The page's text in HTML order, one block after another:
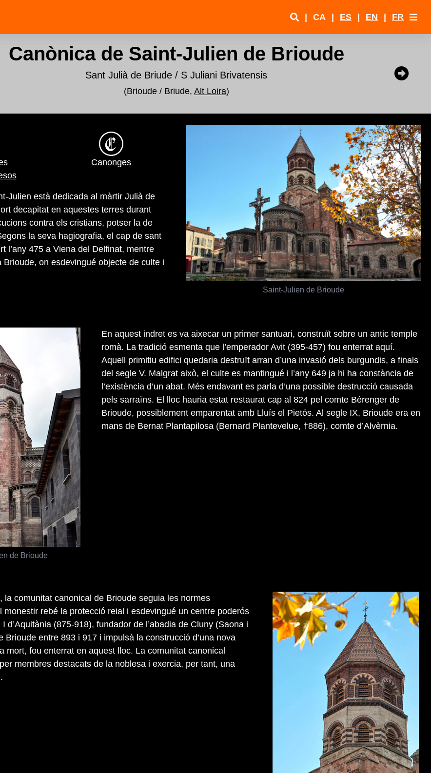
| CA | ES | EN | FR
Canònica de Saint-Julien de Brioude
Sant Julià de Briude / S Juliani Brivatensis
(Brioude / Briude, Alt Loira)
Saint-Julien de Brioude
Canonges
Julien està dedicada al màrtir Julià de
decapitat en aquestes terres durant
contra els cristians, potser la de
la seva hagiografia, el cap de sant
l’any 475 a Viena del Delfinat, mentre
Brioude, on esdevingué objecte de culte i
de Brioude
En aquest indret es va aixecar un primer santuari, construït sobre un antic temple
romà. La tradició esmenta que l’emperador Avit (395-457) fou enterrat aquí.
Aquell primitiu edifici quedaria destruït arran d’una invasió dels burgundis, a finals
del segle V. Malgrat això, el culte es mantingué i l’any 649 ja hi ha constància de
l’existència d’un abat. Més endavant es parla d’una possible destrucció causada
pels sarraïns. El lloc hauria estat restaurat cap al 824 pel comte Bérenger de
Brioude, possiblement emparentat amb Lluís el Pietós. Al segle IX, Brioude era en
mans de Bernat Plantapilosa (Bernard Plantevelue, †886), comte d’Alvèrnia.
la comunitat canonical de Brioude seguia les normes
monestir rebé la protecció reial i esdevingué un centre poderós
d’Aquitània (875-918), fundador de l’abadia de Cluny (Saona i
Brioude entre 893 i 917 i impulsà la construcció d’una nova
mort, fou enterrat en aquest lloc. La comunitat canonical
membres destacats de la noblesa i exercia, per tant, una